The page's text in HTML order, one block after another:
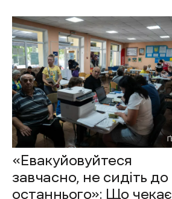
«Евакуйовуйтеся
завчасно, не сидіть до
останнього»: Що чекає